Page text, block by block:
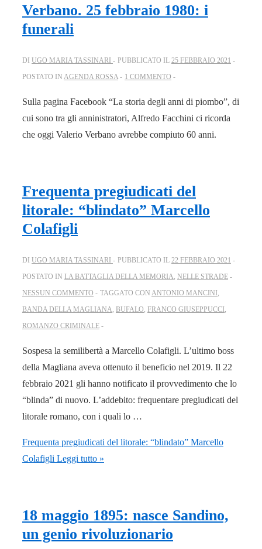
Verbano. 25 febbraio 1980: i
funerali
DI UGO MARIA TASSINARI PUBBLICATO IL 25 FEBBRAIO 2021
POSTATO IN AGENDA ROSSA 1 COMMENTO
Sulla pagina Facebook “La storia degli anni di piombo”, di
cui sono tra gli anninistratori, Alfredo Facchini ci ricorda
che oggi Valerio Verbano avrebbe compiuto 60 anni.
Frequenta pregiudicati del
litorale: “blindato” Marcello
Colafigli
DI UGO MARIA TASSINARI PUBBLICATO IL 22 FEBBRAIO 2021
POSTATO IN LA BATTAGLIA DELLA MEMORIA, NELLE STRADE
NESSUN COMMENTO
TAGGATO CON ANTONIO MANCINI,
BANDA DELLA MAGLIANA, BUFALO, FRANCO GIUSEPPUCCI,
ROMANZO CRIMINALE
Sospesa la semilibertà a Marcello Colafigli. L’ultimo boss
della Magliana aveva ottenuto il beneficio nel 2019. Il 22
febbraio 2021 gli hanno notificato il provvedimento che lo
“blinda” di nuovo. L’addebito: frequentare pregiudicati del
litorale romano, con i quali lo …
Frequenta pregiudicati del litorale: “blindato” Marcello
Colafigli Leggi tutto »
18 maggio 1895: nasce Sandino,
un genio rivoluzionario